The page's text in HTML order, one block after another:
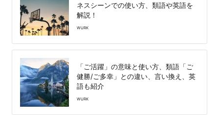
ネスシーンでの使い方、類語や英語を
解説！
WURK
「ご活躍」の意味と使い方、類語「ご
健勝/ご多幸」との違い、言い換え、英
語も紹介
WURK